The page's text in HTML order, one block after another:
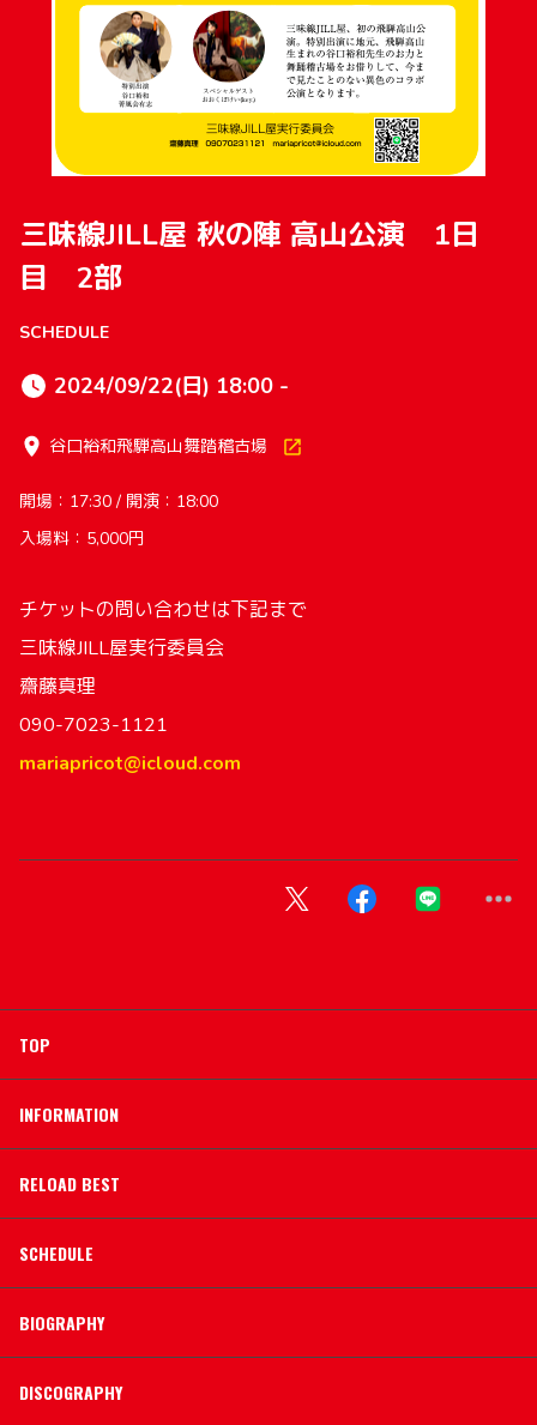
三味線JILL屋 秋の陣 高山公演 1日
目 2部
SCHEDULE
2024/09/22(日) 18:00 -
谷口裕和飛騨高山舞踏稽古場
開場：17:30 / 開演：18:00
入場料：5,000円
チケットの問い合わせは下記まで
三味線JILL屋実行委員会
齋藤真理
090-7023-1121
mariapricot@icloud.com
TOP
INFORMATION
RELOAD BEST
SCHEDULE
BIOGRAPHY
DISCOGRAPHY